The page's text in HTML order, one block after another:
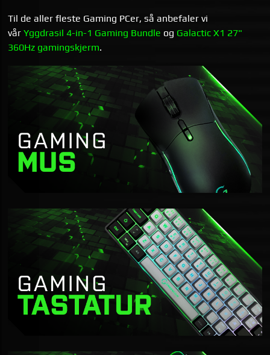
Til de aller fleste Gaming PCer, så anbefaler vi
vårYggdrasil 4-in-1 Gaming Bundle og Galactic X1 27"
360Hz gamingskjerm.